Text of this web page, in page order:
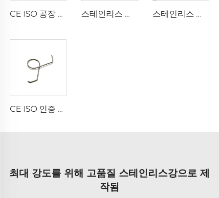
CE ISO 공장 탄소강 스프링 코일 압축 스프링 스테인리스 스틸 원뿔형 타워 스프링 압축 스프링 대량 판매 스테인리스 스틸 맞춤 소형 코일 압축 스프링 대량 판매
CE ISO 인증 공장 와이어 성형 스테인리스 스틸 더블 토션 스프링 클립
최대 강도를 위해 고품질 스테인리스강으로 제
작됨